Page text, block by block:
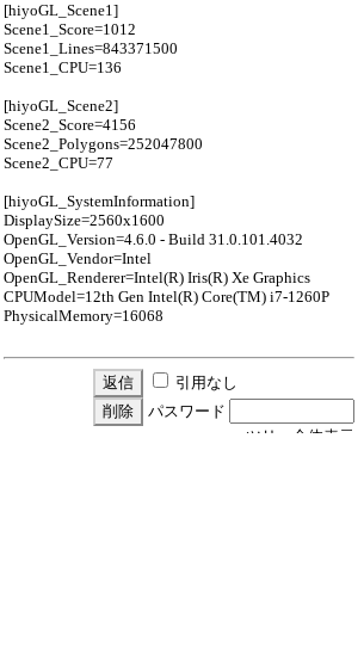
[hiyoGL_Scene1]
Scene1_Score=1012
Scene1_Lines=843371500
Scene1_CPU=136
[hiyoGL_Scene2]
Scene2_Score=4156
Scene2_Polygons=252047800
Scene2_CPU=77
[hiyoGL_SystemInformation]
DisplaySize=2560x1600
OpenGL_Version=4.6.0 - Build 31.0.101.4032
OpenGL_Vendor=Intel
OpenGL_Renderer=Intel(R) Iris(R) Xe Graphics
CPUModel=12th Gen Intel(R) Core(TM) i7-1260P
PhysicalMemory=16068
引用なし
パスワード
・ツリー全体表示